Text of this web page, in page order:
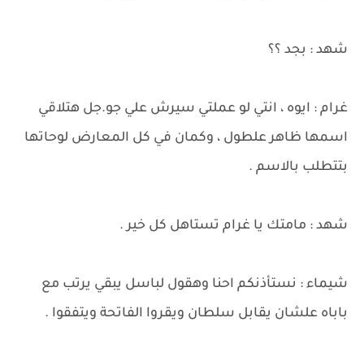
شهد : بجد ؟؟
غرام : ايوه ، انتي لو عملتي سيرش علي جو.جل هتلاقي
اسمها ظاهر علطول ، وكمان في كل المعارض لوحاتها
بتتطلب بالاسم .
شهد : مامتك يا غرام تستاهل كل خير .
شيماء : نستأذنكم احنا وهقول لباسل يبقي يرتب مع
باباه علشان يقابل سلطان ويقروا الفاتحة ويتفقوا .